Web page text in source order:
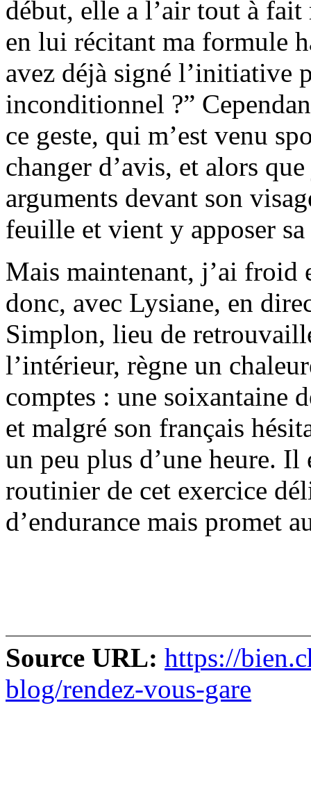
début, elle a l’air tout à
en lui récitant ma formule
avez déjà signé l’initiative
inconditionnel ?”
ce geste, qui m’est venu
changer d’avis, et alors
arguments devant son
feuille et vient y apposer
Mais maintenant, j’ai froid
donc, avec Lysiane, en
Simplon, lieu de
l’intérieur, règne un
comptes : une soixantaine
et malgré son français
un peu plus d’une heure. Il
routinier de cet exercice
d’endurance mais promet
Source URL: https://
blog/rendez-vous-gare